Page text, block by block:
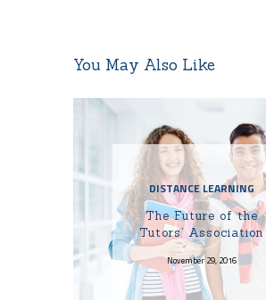
You May Also Like
DISTANCE LEARNING
The Future of the
Tutors’ Association
November 29, 2016